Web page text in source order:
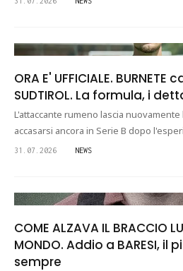
ORA E' UFFICIALE.
SUDTIROL. La formula, i
L'attaccante rumeno lascia
accasarsi ancora in Serie B dopo
31.07.2026 NEWS
COME ALZAVA IL BRACCIO
MONDO. Addio a BARESI,
sempre